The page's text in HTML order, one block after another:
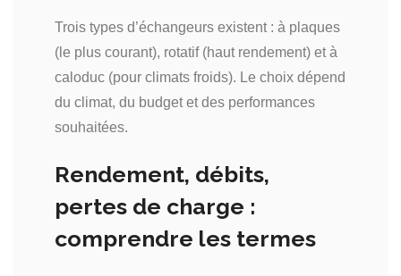
Trois types d’échangeurs existent : à plaques
(le plus courant), rotatif (haut rendement) et à
caloduc (pour climats froids). Le choix dépend
du climat, du budget et des performances
souhaitées.
Rendement, débits,
pertes de charge :
comprendre les termes